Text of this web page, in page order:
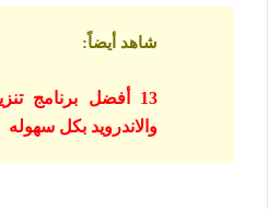
شاهد أيضاً:
13 أفضل برنامج
والاندرويد بكل سهوله